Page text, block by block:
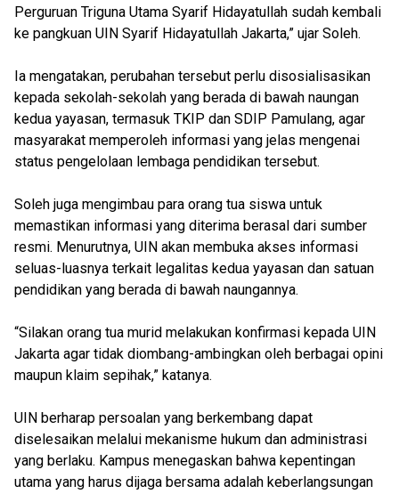
Perguruan Triguna Utama Syarif Hidayatullah sudah kembali
ke pangkuan UIN Syarif Hidayatullah Jakarta,” ujar Soleh.
Ia mengatakan, perubahan tersebut perlu disosialisasikan
kepada sekolah-sekolah yang berada di bawah naungan
kedua yayasan, termasuk TKIP dan SDIP Pamulang, agar
masyarakat memperoleh informasi yang jelas mengenai
status pengelolaan lembaga pendidikan tersebut.
Soleh juga mengimbau para orang tua siswa untuk
memastikan informasi yang diterima berasal dari sumber
resmi. Menurutnya, UIN akan membuka akses informasi
seluas-luasnya terkait legalitas kedua yayasan dan satuan
pendidikan yang berada di bawah naungannya.
“Silakan orang tua murid melakukan konfirmasi kepada UIN
Jakarta agar tidak diombang-ambingkan oleh berbagai opini
maupun klaim sepihak,” katanya.
UIN berharap persoalan yang berkembang dapat
diselesaikan melalui mekanisme hukum dan administrasi
yang berlaku. Kampus menegaskan bahwa kepentingan
utama yang harus dijaga bersama adalah keberlangsungan